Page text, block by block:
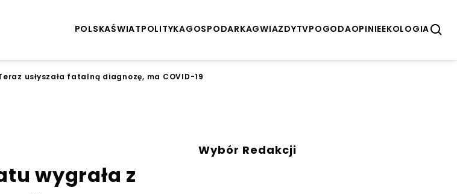
POLSKAŚWIATPOLITYKAGOSPODARKAGWIAZDYTVPOGODAOPINIEEKOLOGIA
usłyszała fatalną diagnozę, ma COVID-19
wygrała z
Wybór Redakcji